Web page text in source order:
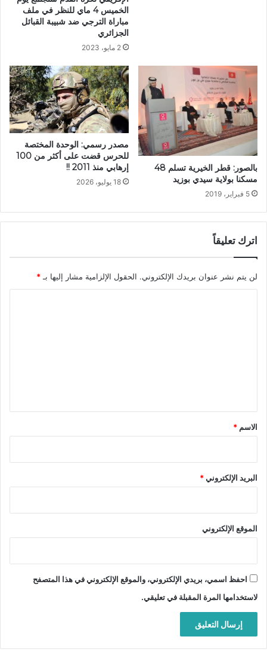
الخميس 4 ماي للنظر في ملف
مباراة الترجي ضد شبيبة القبائل
الجزائري
2 مايو، 2023
بالصور: قطر الخيرية تسلم 48
مسكنا بولاية سيدي بوزيد
5 فبراير، 2019
مصدر رسمي: الوحدة المختصة
للحرس قضت على أكثر من 100
إرهابي منذ 2011 !!
18 يوليو، 2026
اترك تعليقاً
لن يتم نشر عنوان بريدك الإلكتروني. الحقول الإلزامية مشار إليها بـ *
*
الاسم *
البريد الإلكتروني*
الموقع الإلكتروني
احفظ اسمي، بريدي الإلكتروني، والموقع الإلكتروني في هذا المتصفح
لاستخدامها المرة المقبلة في تعليقي.